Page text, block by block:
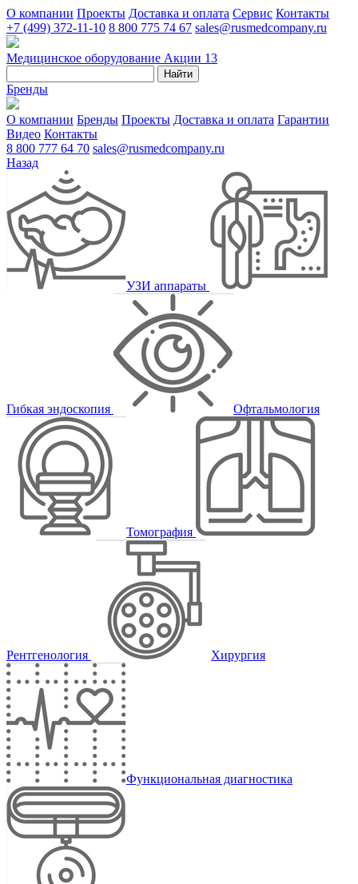
О компании Проекты Доставка и оплата Сервис Контакты
+7 (499) 372-11-10 8 800 775 74 67 sales@rusmedcompany.ru
Медицинское оборудование Акции 13
Найти
Бренды
О компании Бренды Проекты Доставка и оплата Гарантии
Видео Контакты
8 800 777 64 70 sales@rusmedcompany.ru
Назад
УЗИ аппараты
Гибкая эндоскопия Офтальмология
Томография
Рентгенология Хирургия
Функциональная диагностика